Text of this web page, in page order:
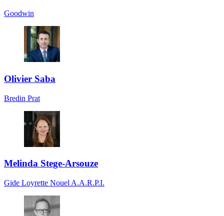
Goodwin
Olivier Saba
Bredin Prat
Melinda Stege-Arsouze
Gide Loyrette Nouel A.A.R.P.I.